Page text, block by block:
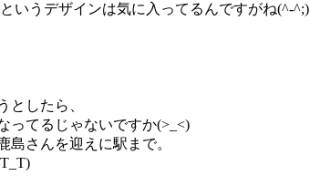
いうデザインは気に入ってるんですがね(^-^;)
としたら、
ってるじゃないですか(>_<)
さんを迎えに駅まで。